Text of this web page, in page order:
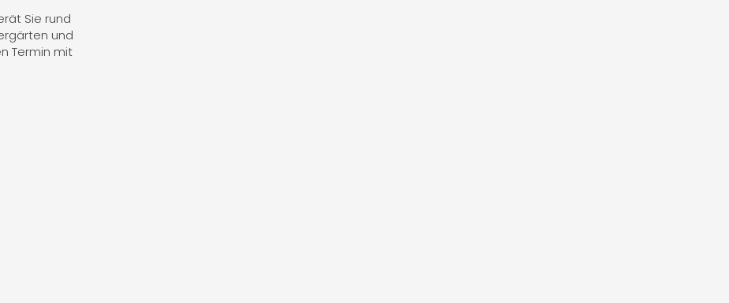
Sie rund
und
Termin mit